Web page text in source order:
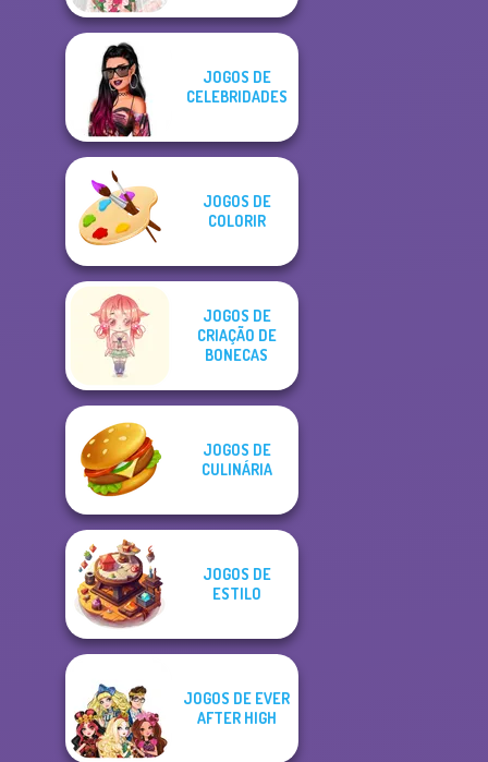
JOGOS DE
CELEBRIDADES
JOGOS DE
COLORIR
JOGOS DE
CRIAÇÃO DE
BONECAS
JOGOS DE
CULINÁRIA
JOGOS DE
ESTILO
JOGOS DE EVER
AFTER HIGH